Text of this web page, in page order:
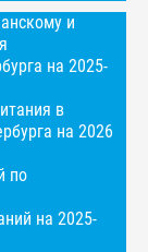
и
на 2025-
в
на 2026
по
на 2025-